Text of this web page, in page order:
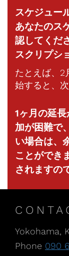
スケジュー
あなたのス
認してくだ
スクリプシ
たとえば、2
始すると、
1ヶ月の延
加が困難で
い場合は、
ことができ
されますの
Yokohama,
Phone 090